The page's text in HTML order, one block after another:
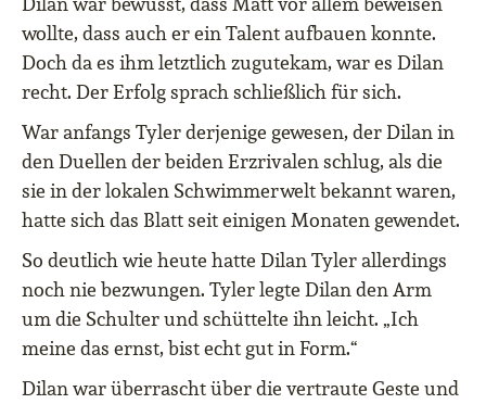
wollte, dass auch er ein Talent aufbauen konnte.
Doch da es ihm letztlich zugutekam, war es Dilan
recht. Der Erfolg sprach schließlich für sich.
War anfangs Tyler derjenige gewesen, der Dilan in
den Duellen der beiden Erzrivalen schlug, als die
sie in der lokalen Schwimmerwelt bekannt waren,
hatte sich das Blatt seit einigen Monaten gewendet.
So deutlich wie heute hatte Dilan Tyler allerdings
noch nie bezwungen. Tyler legte Dilan den Arm
um die Schulter und schüttelte ihn leicht. „Ich
meine das ernst, bist echt gut in Form.“
Dilan war überrascht über die vertraute Geste und